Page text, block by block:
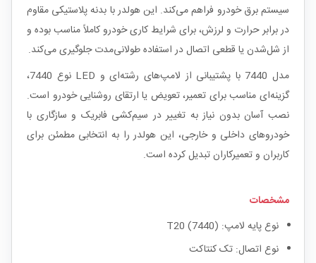
سیستم برق خودرو فراهم می‌کند. این هولدر با بدنه پلاستیکی مقاوم
در برابر حرارت و لرزش، برای شرایط کاری خودرو کاملاً مناسب بوده و
از شل‌شدن یا قطعی اتصال در استفاده طولانی‌مدت جلوگیری می‌کند.
مدل 7440 با پشتیبانی از لامپ‌های رشته‌ای و LED نوع 7440،
گزینه‌ای مناسب برای تعمیر، تعویض یا ارتقای روشنایی خودرو است.
نصب آسان بدون نیاز به تغییر در سیم‌کشی فابریک و سازگاری با
خودروهای داخلی و خارجی، این هولدر را به انتخابی مطمئن برای
کاربران و تعمیرکاران تبدیل کرده است.
مشخصات
نوع پایه لامپ: T20 (7440)
نوع اتصال: تک کنتاکت